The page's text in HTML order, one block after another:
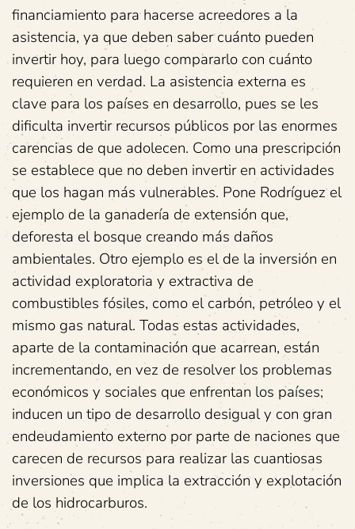
financiamiento para hacerse acreedores a la
asistencia, ya que deben saber cuánto pueden
invertir hoy, para luego compararlo con cuánto
requieren en verdad. La asistencia externa es
clave para los países en desarrollo, pues se les
dificulta invertir recursos públicos por las enormes
carencias de que adolecen. Como una prescripción
se establece que no deben invertir en actividades
que los hagan más vulnerables. Pone Rodríguez el
ejemplo de la ganadería de extensión que,
deforesta el bosque creando más daños
ambientales. Otro ejemplo es el de la inversión en
actividad exploratoria y extractiva de
combustibles fósiles, como el carbón, petróleo y el
mismo gas natural. Todas estas actividades,
aparte de la contaminación que acarrean, están
incrementando, en vez de resolver los problemas
económicos y sociales que enfrentan los países;
inducen un tipo de desarrollo desigual y con gran
endeudamiento externo por parte de naciones que
carecen de recursos para realizar las cuantiosas
inversiones que implica la extracción y explotación
de los hidrocarburos.